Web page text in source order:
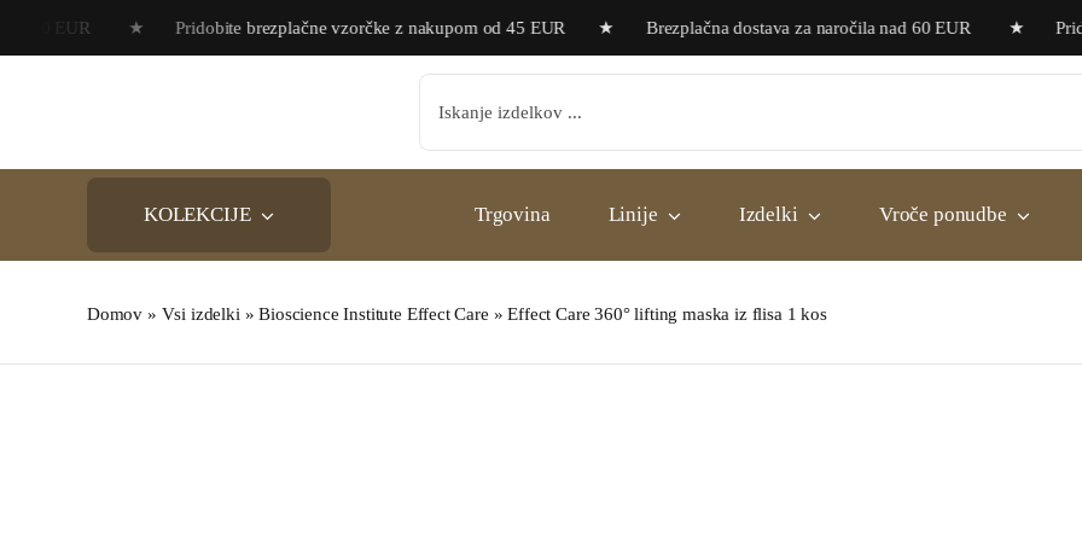
to
EUR ★ Pridobite brezplačne vzorčke z nakupom od 45 EUR ★ Brezplačna dostava za naročila nad 60 EUR ★ Pridobite
for:
KOLEKCIJE Trgovina Linije Izdelki Vroče ponudbe
Domov » Vsi izdelki »Bioscience Institute Effect Care »Effect Care 360° lifting maska iz flisa 1 kos